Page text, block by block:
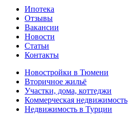
Ипотека
Отзывы
Вакансии
Новости
Статьи
Контакты
Новостройки в Тюмени
Вторичное жильё
Участки, дома, коттеджи
Коммерческая недвижимость
Недвижимость в Турции